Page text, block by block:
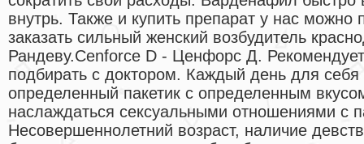
внутрь. Также и купить препарат у нас
заказать сильный женский возбудитель
Рандеву.Cenforce D - Ценфорс Д.
подбирать с доктором. Каждый день для
определенный пакетик с определенным
наслаждаться сексуальными отношениями с
Несовершеннолетний возраст, наличие